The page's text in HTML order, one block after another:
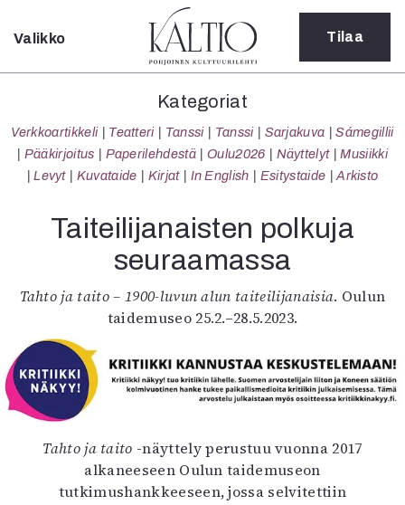
Sulje
Kategoriat
Verkkoartikkeli
Teatteri
Tanssi
Sarjakuva
Sámegillii
Pääkirjoitus
Oulu2026
Näyttelyt
Levyt
Kuvataide
Esitystaide
Arkisto
Valikko Tilaa
Kategoriat
Verkkoartikkeli Teatteri Tanssi Tanssi Sarjakuva
Sámegillii
Pääkirjoitus
Paperilehdestä Oulu2026 Näyttelyt
Musiikki
Levyt
Kuvataide Kirjat In English Esitystaide Arkisto
Taiteilijanaisten polkuja
seuraamassa
Tahto ja taito – 1900-luvun alun taiteilijanaisia. Oulun
taidemuseo 25.2.–28.5.2023.
Tahto ja taito -näyttely perustuu vuonna 2017
alkaneeseen Oulun taidemuseon
tutkimushankkeeseen, jossa selvitettiin